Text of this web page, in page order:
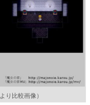
より比較画像）